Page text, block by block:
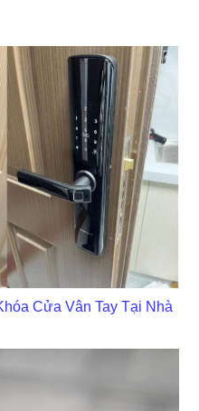
Cửa Vân Tay Tại Nhà